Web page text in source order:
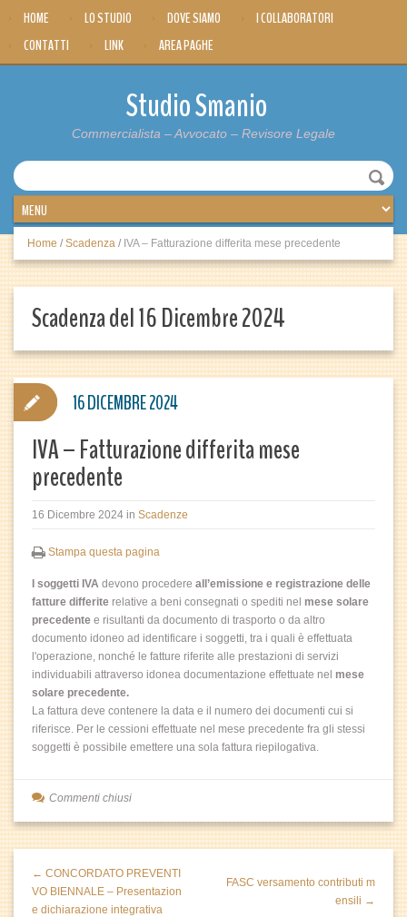
HOME LO STUDIO DOVE SIAMO
I COLLABORATORI
CONTATTI
LINK AREA PAGHE
Studio Smanio
Commercialista – Avvocato – Revisore Legale
Home / Scadenza / IVA – Fatturazione differita mese precedente
Scadenza del 16 Dicembre 2024
IVA – Fatturazione differita mese
precedente
16 Dicembre 2024 in Scadenze
Stampa questa pagina
I soggetti IVA devono procedere all’emissione e registrazione delle
fatture differite relative a beni consegnati o spediti nel mese solare
precedente e risultanti da documento di trasporto o da altro
documento idoneo ad identificare i soggetti, tra i quali è effettuata
l'operazione, nonché le fatture riferite alle prestazioni di servizi
individuabili attraverso idonea documentazione effettuate nel mese
solare precedente.
La fattura deve contenere la data e il numero dei documenti cui si
riferisce. Per le cessioni effettuate nel mese precedente fra gli stessi
soggetti è possibile emettere una sola fattura riepilogativa.
16 DICEMBRE 2024
Commenti chiusi
← CONCORDATO PREVENTI
VO BIENNALE – Presentazion
e dichiarazione integrativa
FASC versamento contributi m
ensili →